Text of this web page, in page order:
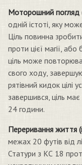
Моторошний погляд
одній істоті, яку
Ціль повинна
проти цієї магії,
ціль може
свого ходу,
рятівний кидок цілі
завершився, ціль має
24 години.
Переривання життя
межах 20 футів від
Статури з КС 18